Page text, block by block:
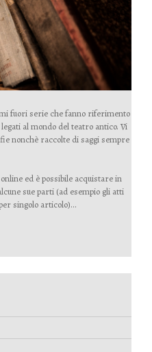
fuori serie che fanno riferimento
al mondo del teatro antico. Vi
nonchè raccolte di saggi sempre
ed è possibile acquistare in
sue parti (ad esempio gli atti
singolo articolo)...